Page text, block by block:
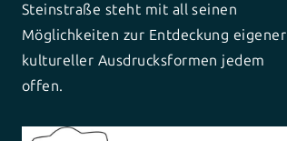
Steinstraße steht mit all seinen
Möglichkeiten zur Entdeckung eigener
kultureller Ausdrucksformen jedem
offen.